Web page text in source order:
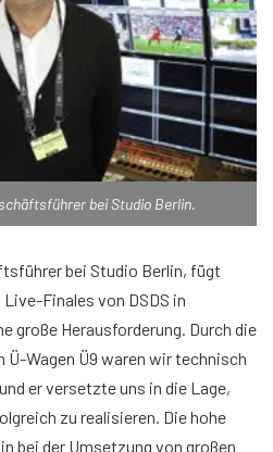
bei Studio Berlin.
bei Studio Berlin, fügt
Finales von DSDS in
große Herausforderung. Durch die
Wagen Ü9 waren wir technisch
er versetzte uns in die Lage,
zu realisieren. Die hohe
bei der Umsetzung von großen